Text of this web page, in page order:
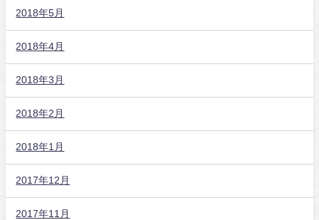
2018年5月
2018年4月
2018年3月
2018年2月
2018年1月
2017年12月
2017年11月